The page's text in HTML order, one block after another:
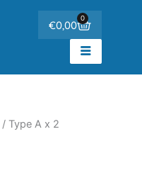
€0,00 0
Type A x 2